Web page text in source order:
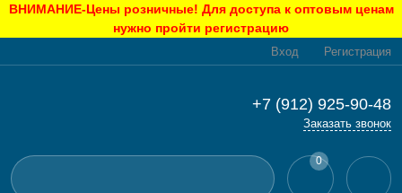
ВНИМАНИЕ-Цены розничные! Для доступа к оптовым ценам
нужно пройти регистрацию
Вход Регистрация
+7 (912) 925-90-48
Заказать звонок
0